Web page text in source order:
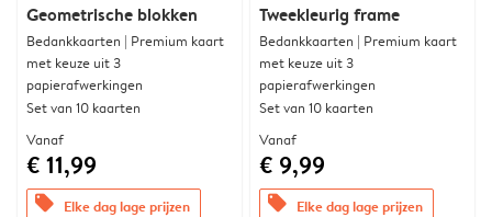
Geometrische blokken
Bedankkaarten | Premium kaart
met keuze uit 3
papierafwerkingen
Set van 10 kaarten
Vanaf
€ 11,99
offers Elke dag lage prijzen
Tweekleurig frame
Bedankkaarten | Premium kaart
met keuze uit 3
papierafwerkingen
Set van 10 kaarten
Vanaf
€ 9,99
offers Elke dag lage prijzen